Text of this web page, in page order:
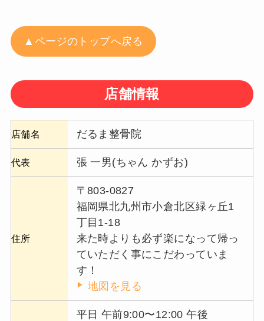
▲ページのトップへ戻る
店舗情報
店舗名 だるま整骨院
代表 張 一男(ちゃん かずお)
住所
〒803-0827
福岡県北九州市小倉北区緑ヶ丘1
丁目1-18
来た時よりも必ず楽になって帰っ
ていただく事にこだわっていま
す！
地図を見る
平日 午前9:00〜12:00 午後